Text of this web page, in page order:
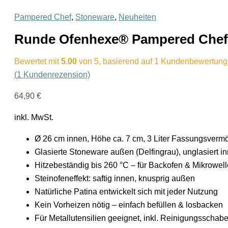
Pampered Chef, Stoneware, Neuheiten
Runde Ofenhexe® Pampered
Bewertet mit5.00 von 5, basierend auf 1 Kundenbewertung
(1 Kundenrezension)
64,90 €
inkl. MwSt.
Ø 26 cm innen, Höhe ca. 7 cm, 3 Liter
Glasierte Stoneware außen (Delfingrau), unglasiert
Hitzebeständig bis 260 °C – für Backofen &
Steinofeneffekt: saftig innen, knusprig außen
Natürliche Patina entwickelt sich mit jeder Nutzung
Kein Vorheizen nötig – einfach befüllen & losbacken
Für Metallutensilien geeignet, inkl.